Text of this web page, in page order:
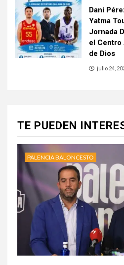
Dani
Yatma
Jornada
el Centro
de Dios
julio 24,
TE PUEDEN
PALENCIA BALONCESTO